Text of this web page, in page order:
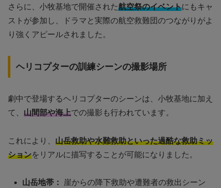
さらに、小牧基地で開催された航空祭のイベントにもキャ
ストが参加し、ドラマと実際の航空救難団のつながりがよ
り強くアピールされました。
ヘリコプターの訓練シーンの撮影場所
劇中で登場するヘリコプターのシーンは、小牧基地に加え
て、 山間部や海上での撮影も行われています。
これにより、 山岳救助や水難救助といった過酷な救助ミッ
ションをリアルに描写することが可能になりました。
山岳地帯：
崖からの降下救助や遭難者の救出シーン